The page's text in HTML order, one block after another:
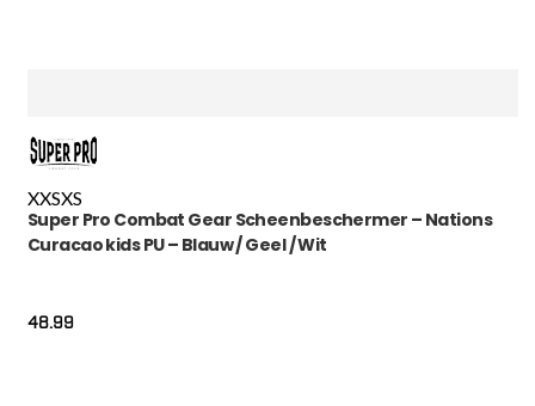
XXSXS
Super Pro Combat Gear Scheenbeschermer – Nations
Curacao kids PU – Blauw / Geel / Wit
48.99